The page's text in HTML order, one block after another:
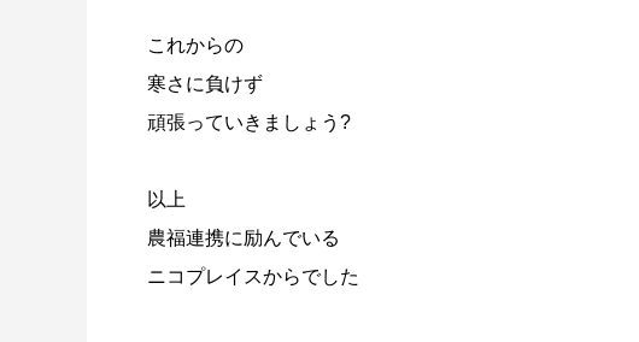
これからの
寒さに負けず
頑張っていきましょう?
以上
農福連携に励んでいる
ニコプレイスからでした